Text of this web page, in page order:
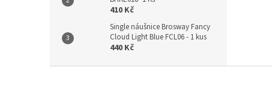
410 Kč
Single náušnice Brosway Fancy
Cloud Light Blue FCL06 - 1 kus
440 Kč